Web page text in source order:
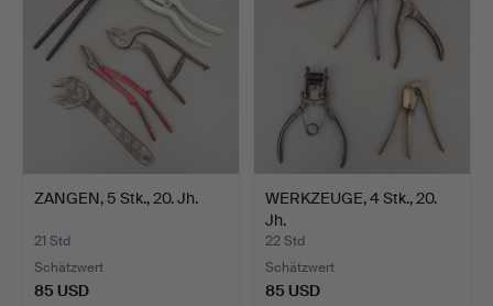
ZANGEN, 5 Stk., 20. Jh.
21 Std
Schätzwert
85 USD
WERKZEUGE, 4 Stk., 20.
Jh.
22 Std
Schätzwert
85 USD